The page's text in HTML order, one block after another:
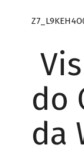
do
da